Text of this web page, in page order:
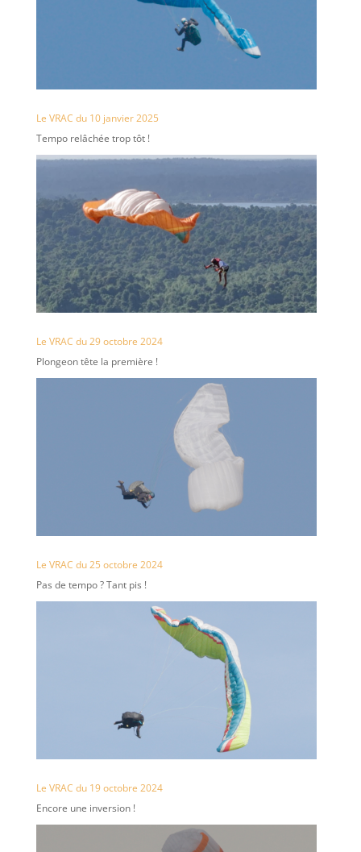
Le VRAC du 10 janvier 2025
Tempo relâchée trop tôt !
Le VRAC du 29 octobre 2024
Plongeon tête la première !
Le VRAC du 25 octobre 2024
Pas de tempo ? Tant pis !
Le VRAC du 19 octobre 2024
Encore une inversion !